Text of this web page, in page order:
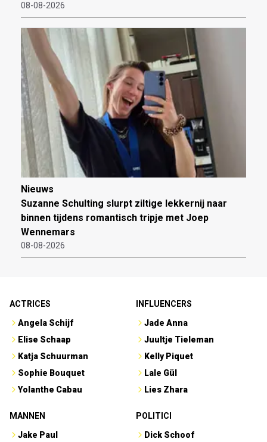
08-08-2026
Nieuws
Suzanne Schulting slurpt ziltige lekkernij naar
binnen tijdens romantisch tripje met Joep
Wennemars
08-08-2026
ACTRICES
Angela Schijf
Elise Schaap
Katja Schuurman
Sophie Bouquet
Yolanthe Cabau
INFLUENCERS
Jade Anna
Juultje Tieleman
Kelly Piquet
Lale Gül
Lies Zhara
MANNEN
Jake Paul
POLITICI
Dick Schoof